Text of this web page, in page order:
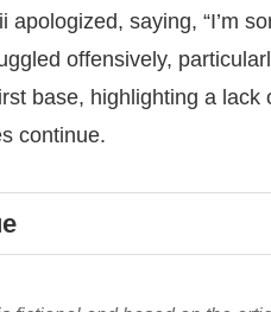
apologized, saying, “I’m
offensively,
base, highlighting a
continue.